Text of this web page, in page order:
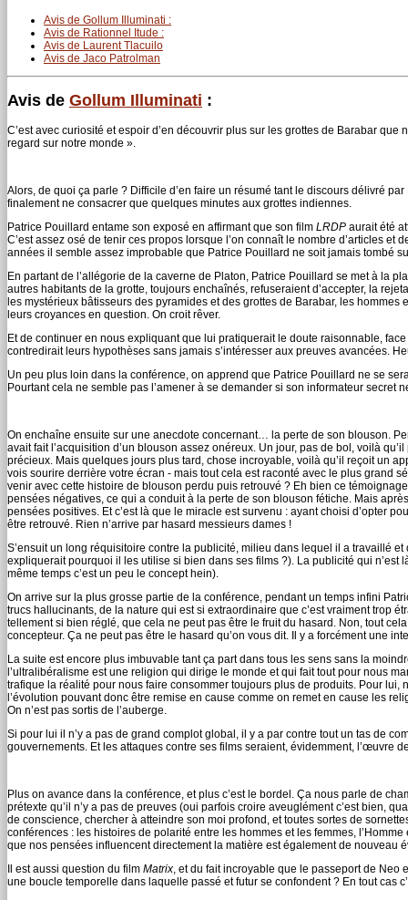
Avis de Gollum Illuminati :
Avis de Rationnel Itude :
Avis de Laurent Tlacuilo
Avis de Jaco Patrolman
Avis de Gollum Illuminati :
C’est avec curiosité et espoir d’en découvrir plus sur les grottes de Barabar
regard sur notre monde ».
Alors, de quoi ça parle ? Difficile d’en faire un résumé tant le discours délivré
finalement ne consacrer que quelques minutes aux grottes indiennes.
Patrice Pouillard entame son exposé en affirmant que son film LRDP aurait été
C’est assez osé de tenir ces propos lorsque l’on connaît le nombre d’articles
années il semble assez improbable que Patrice Pouillard ne soit jamais tombé
En partant de l’allégorie de la caverne de Platon, Patrice Pouillard se met à la
autres habitants de la grotte, toujours enchaînés, refuseraient d’accepter, la
les mystérieux bâtisseurs des pyramides et des grottes de Barabar, les
leurs croyances en question. On croit rêver.
Et de continuer en nous expliquant que lui pratiquerait le doute raisonnable,
contredirait leurs hypothèses sans jamais s’intéresser aux preuves avancées.
Un peu plus loin dans la conférence, on apprend que Patrice Pouillard ne se
Pourtant cela ne semble pas l’amener à se demander si son informateur secret
On enchaîne ensuite sur une anecdote concernant… la perte de son blouson.
avait fait l’acquisition d’un blouson assez onéreux. Un jour, pas de bol, voilà
précieux. Mais quelques jours plus tard, chose incroyable, voilà qu’il reçoit un
vois sourire derrière votre écran - mais tout cela est raconté avec le plus grand
venir avec cette histoire de blouson perdu puis retrouvé ? Eh bien ce
pensées négatives, ce qui a conduit à la perte de son blouson fétiche. Mais
pensées positives. Et c’est là que le miracle est survenu : ayant choisi d’opter
être retrouvé. Rien n’arrive par hasard messieurs dames !
S’ensuit un long réquisitoire contre la publicité, milieu dans lequel il a travaillé
expliquerait pourquoi il les utilise si bien dans ses films ?). La publicité qui
même temps c’est un peu le concept hein).
On arrive sur la plus grosse partie de la conférence, pendant un temps infini
trucs hallucinants, de la nature qui est si extraordinaire que c’est vraiment trop
tellement si bien réglé, que cela ne peut pas être le fruit du hasard. Non, tout
concepteur. Ça ne peut pas être le hasard qu’on vous dit. Il y a forcément une
La suite est encore plus imbuvable tant ça part dans tous les sens sans la
l’ultralibéralisme est une religion qui dirige le monde et qui fait tout pour nous
trafique la réalité pour nous faire consommer toujours plus de produits. Pour
l’évolution pouvant donc être remise en cause comme on remet en cause les
On n’est pas sortis de l’auberge.
Si pour lui il n’y a pas de grand complot global, il y a par contre tout un tas de
gouvernements. Et les attaques contre ses films seraient, évidemment, l’œuvre
Plus on avance dans la conférence, et plus c’est le bordel. Ça nous parle de
prétexte qu’il n’y a pas de preuves (oui parfois croire aveuglément c’est bien,
de conscience, chercher à atteindre son moi profond, et toutes sortes de
conférences : les histoires de polarité entre les hommes et les femmes,
que nos pensées influencent directement la matière est également de nouveau
Il est aussi question du film Matrix , et du fait incroyable que le passeport de
une boucle temporelle dans laquelle passé et futur se confondent ? En tout cas